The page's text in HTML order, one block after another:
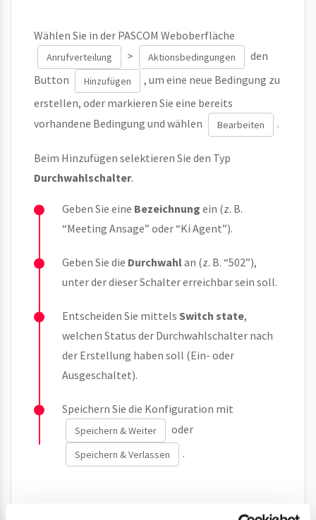
Wählen Sie in der PASCOM Weboberfläche
Anrufverteilung > Aktionsbedingungen
den
Button
Hinzufügen
, um eine neue Bedingung zu
erstellen, oder markieren Sie eine bereits
vorhandene Bedingung und wählen
Bearbeiten .
Beim Hinzufügen selektieren Sie den Typ
Durchwahlschalter.
Geben Sie eine Bezeichnung ein (z. B.
“Meeting Ansage” oder “Ki Agent”).
Geben Sie die Durchwahlan (z. B. “502”),
unter der dieser Schalter erreichbar sein soll.
Entscheiden Sie mittels Switch state,
welchen Status der Durchwahlschalter nach
der Erstellung haben soll (Ein- oder
Ausgeschaltet).
Speichern Sie die Konfiguration mit
Speichern & Weiter oder
Speichern & Verlassen .